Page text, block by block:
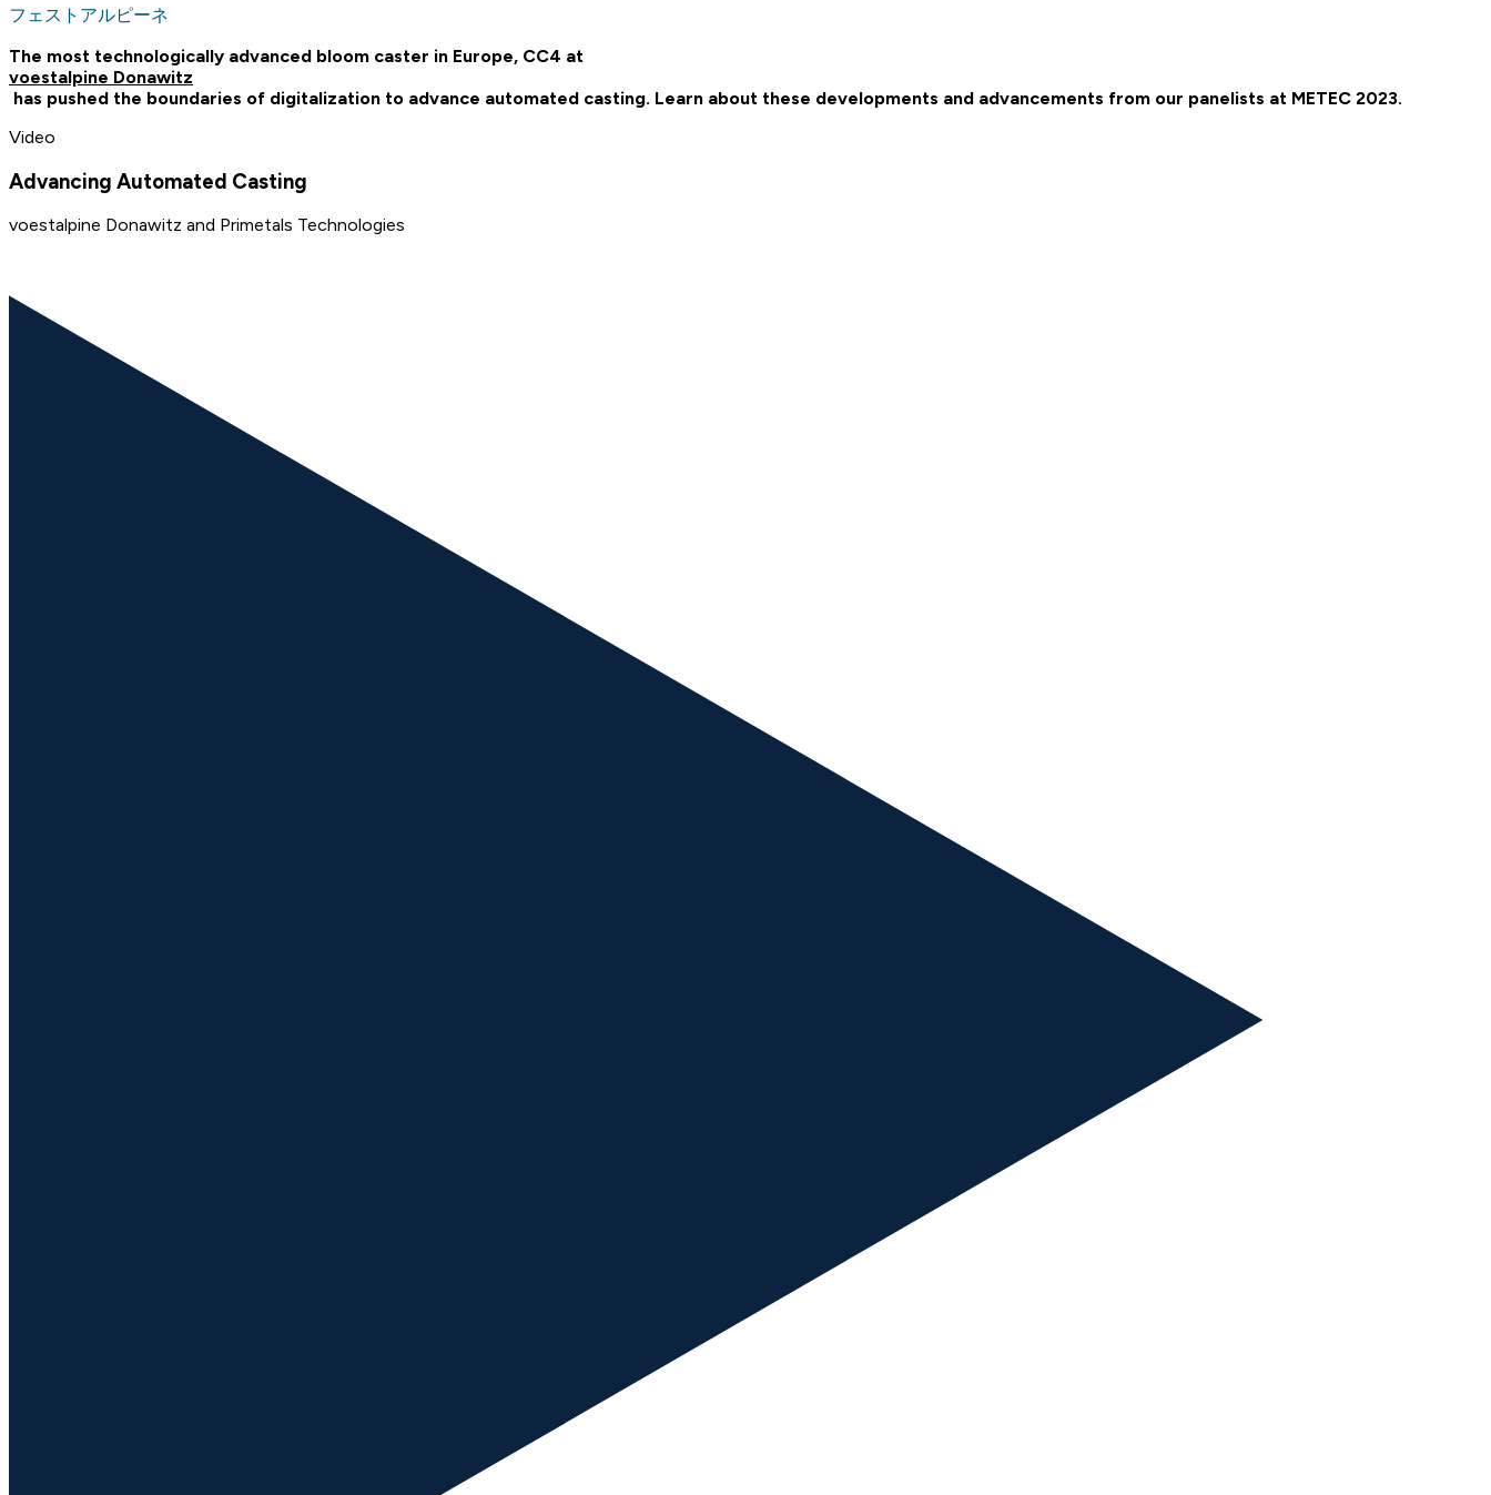
フェストアルピーネ
The most technologically advanced bloom caster in Europe, CC4 at
voestalpine Donawitz
has pushed the boundaries of digitalization to advance automated casting. Learn about these developments and advancements from our panelists at METEC 2023.
Video
Advancing Automated Casting
voestalpine Donawitz and Primetals Technologies